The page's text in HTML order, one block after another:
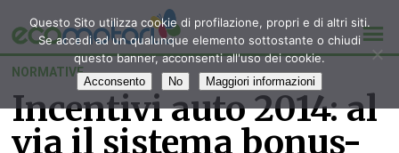
NORMATIVE
Incentivi auto 2014: al
via il sistema bonus-
Questo Sito utilizza cookie di profilazione, propri e di altri siti.
Se accedi ad un qualunque elemento sottostante o chiudi
questo banner, acconsenti all'uso dei cookie.
Acconsento No Maggiori informazioni